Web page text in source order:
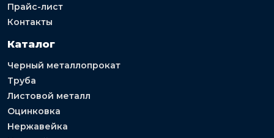
Прайс-лист
Контакты
Каталог
Черный металлопрокат
Труба
Листовой металл
Оцинковка
Нержавейка